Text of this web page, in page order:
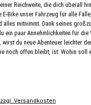
Reichweite, die dich überall
Bike unser Fahrzeug für alle
alles mitnimmt. Dank seines
ein paar Annehmlichkeiten für die
du neue Abenteuer leichter
noch offen bleibt, ist: Wohin soll
Versandkosten